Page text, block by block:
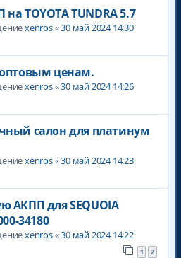
TOYOTA TUNDRA 5.7
xenros«30 май 2024 14:30
ценам.
xenros«30 май 2024 14:26
салон для платинум
xenros«30 май 2024 14:23
АКПП для SEQUOIA
34180
xenros«30 май 2024 14:22
1 2